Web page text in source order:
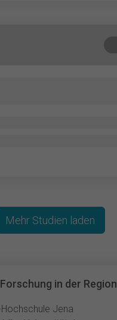
in der Region
Jena
Mehr Studien laden